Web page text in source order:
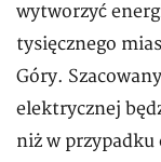
wytworzyć
tysięcznego
Góry.
elektrycznej
niż w przypadku